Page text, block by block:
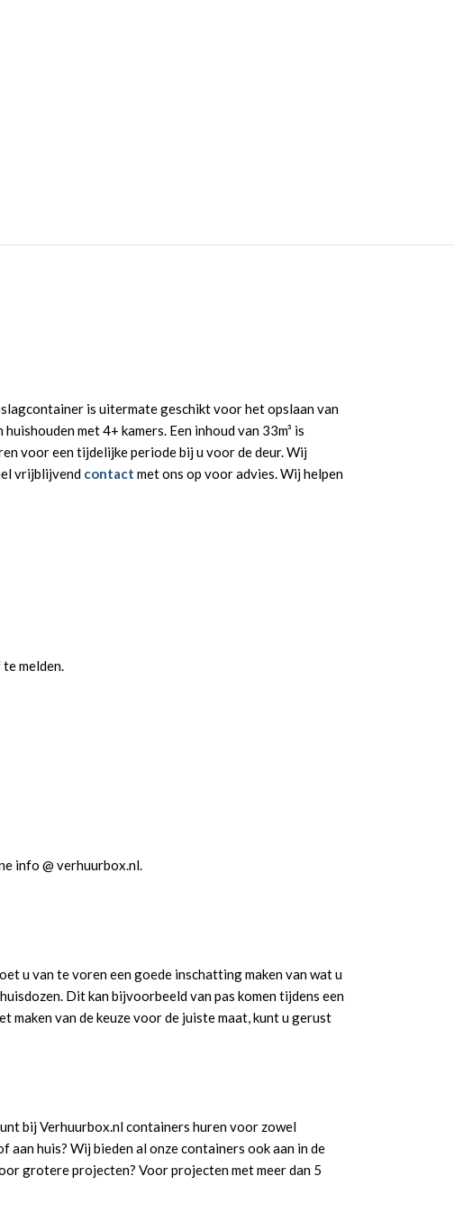
is uitermate geschikt voor het opslaan van
met 4+ kamers. Een inhoud van 33m³ is
voor een tijdelijke periode bij u voor de deur. Wij
vrijblijvend contact met ons op voor advies. Wij helpen
melden.
info @ verhuurbox.nl.
u van te voren een goede inschatting maken van wat u
Dit kan bijvoorbeeld van pas komen tijdens een
van de keuze voor de juiste maat, kunt u gerust
bij Verhuurbox.nl containers huren voor zowel
huis? Wij bieden al onze containers ook aan in de
grotere projecten? Voor projecten met meer dan 5